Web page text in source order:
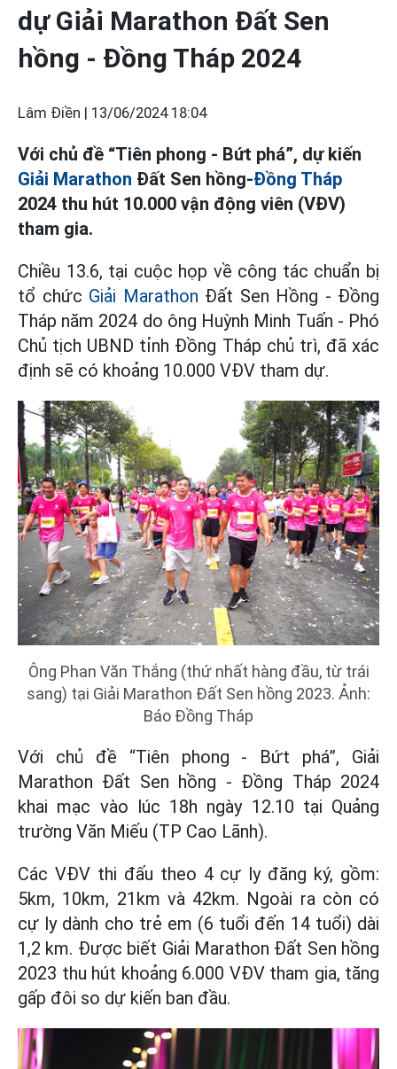
dự Giải Marathon Đất Sen
hồng - Đồng Tháp 2024
Lâm Điền | 13/06/2024 18:04
Với chủ đề “Tiên phong - Bứt phá”, dự kiến
Giải Marathon Đất Sen hồng-Đồng Tháp
2024 thu hút 10.000 vận động viên (VĐV)
tham gia.
Chiều 13.6, tại cuộc họp về công tác chuẩn bị
tổ chức Giải Marathon Đất Sen Hồng - Đồng
Tháp năm 2024 do ông Huỳnh Minh Tuấn - Phó
Chủ tịch UBND tỉnh Đồng Tháp chủ trì, đã xác
định sẽ có khoảng 10.000 VĐV tham dự.
Ông Phan Văn Thắng (thứ nhất hàng đầu, từ trái
sang) tại Giải Marathon Đất Sen hồng 2023. Ảnh:
Báo Đồng Tháp
Với chủ đề “Tiên phong - Bứt phá”, Giải
Marathon Đất Sen hồng - Đồng Tháp 2024
khai mạc vào lúc 18h ngày 12.10 tại Quảng
trường Văn Miếu (TP Cao Lãnh).
Các VĐV thi đấu theo 4 cự ly đăng ký, gồm:
5km, 10km, 21km và 42km. Ngoài ra còn có
cự ly dành cho trẻ em (6 tuổi đến 14 tuổi) dài
1,2 km. Được biết Giải Marathon Đất Sen hồng
2023 thu hút khoảng 6.000 VĐV tham gia, tăng
gấp đôi so dự kiến ban đầu.